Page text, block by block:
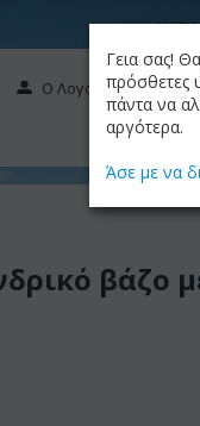
Ο Λογαριασμός μου
βάζο
Γεια σας!
πρόσθετες
πάντα να
αργότερα.
Άσε με να